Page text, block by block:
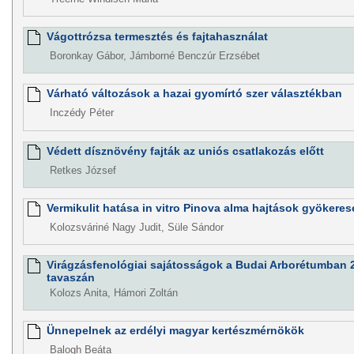
Vágottrózsa termesztés és fajtahasználat
Boronkay Gábor, Jámborné Benczúr Erzsébet
Várható változások a hazai gyomírtó szer választékban
Inczédy Péter
Védett dísznövény fajták az uniós csatlakozás előtt
Retkes József
Vermikulit hatása in vitro Pinova alma hajtások
Kolozsváriné Nagy Judit, Süle Sándor
Virágzásfenológiai sajátosságok a Budai Arborétumban
tavaszán
Kolozs Anita, Hámori Zoltán
Ünnepelnek az erdélyi magyar kertészmérnökök
Balogh Beáta